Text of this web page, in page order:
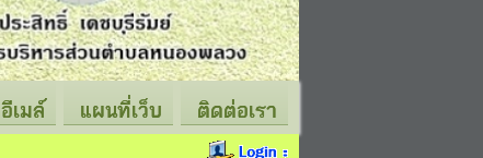
เมล์ แผนที่เว็บ ติดต่อเรา